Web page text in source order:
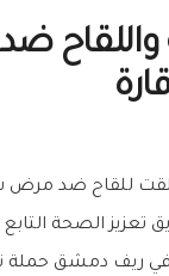
واللقاح
للقاح ضد مرض
تعزيز الصحة
في ريف دمشق حملة